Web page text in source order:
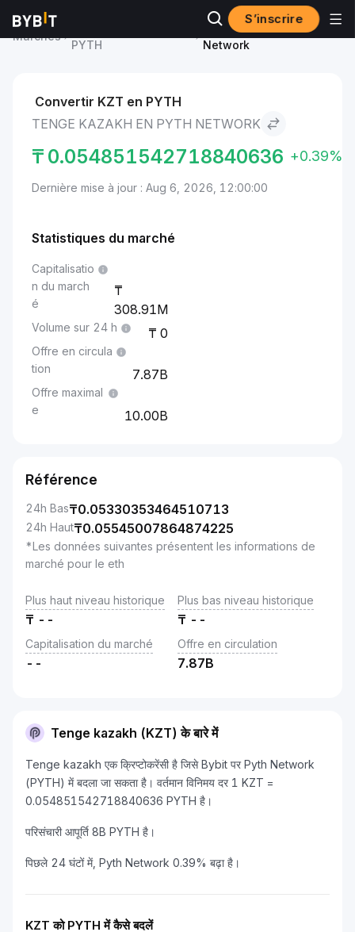
S’inscrire
Marchés
PYTH
Tenge kazakh to Pyth
Network
Convertir KZT en PYTH
TENGE KAZAKH EN PYTH NETWORK
₸ 0.054851542718840636 +0.39%
Dernière mise à jour : Aug 6, 2026, 12:00:00
Statistiques du marché
Capitalisatio
n du march
é
308.91M
Volume sur 24 h 0
Offre en circula
tion
7.87B
Offre maximal
e
10.00B
Référence
24h Bas₸0.05330353464510713
24h Haut₸0.05545007864874225
*Les données suivantes présentent les informations de
marché pour le eth
Plus haut niveau historique
₸ --
Plus bas niveau historique
₸ --
Capitalisation du marché
--
Offre en circulation
7.87B
Tenge kazakh (KZT) के बारे में
Tenge kazakh एक क्रिप्टोकरेंसी है जिसे Bybit पर Pyth Network
(PYTH) में बदला जा सकता है। वर्तमान विनिमय दर 1 KZT =
0.054851542718840636 PYTH है।
परिसंचारी आपूर्ति 8B PYTH है।
पिछले 24 घंटों में, Pyth Network 0.39% बढ़ा है।
KZT को PYTH में कैसे बदलें